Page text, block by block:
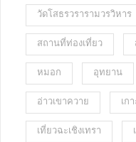
วัดโสธรวรารามวรวิหาร
สถานที่ท่องเที่ยว
หมอก อุทยาน
อ่าวเขาควาย เก
เที่ยวฉะเชิงเทรา